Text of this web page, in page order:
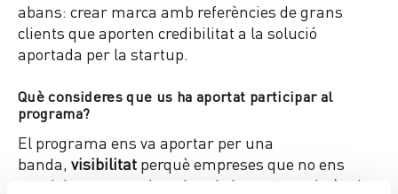
abans: crear marca amb referències de grans
clients que aporten credibilitat a la solució
aportada per la startup.
Què consideres que us ha aportat participar al
programa?
El programa ens va aportar per una
banda, visibilitat perquè empreses que no ens
coneixien poguessin saber de la nostra existència